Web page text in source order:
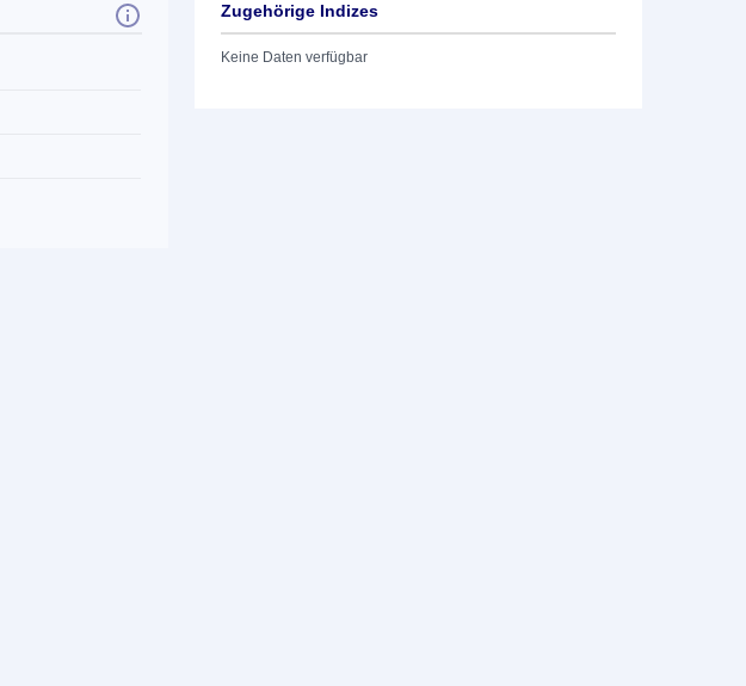
Zugehörige Indizes
Keine Daten verfügbar